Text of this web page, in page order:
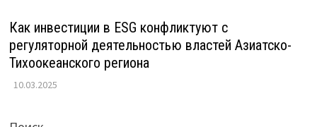
Как инвестиции в ESG конфликтуют с
регуляторной деятельностью властей Азиатско-
Тихоокеанского региона
10.03.2025